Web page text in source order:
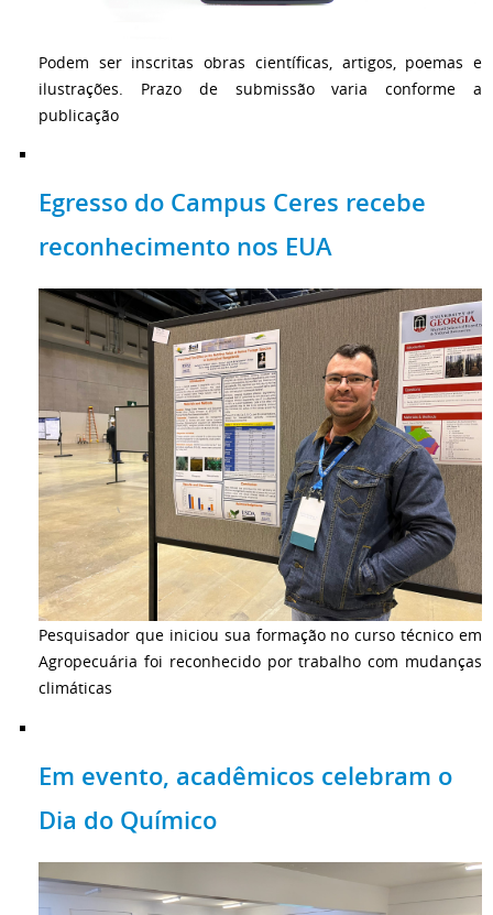
Podem ser inscritas obras científicas, artigos, poemas e
ilustrações. Prazo de submissão varia conforme a
publicação
Egresso do Campus Ceres recebe
reconhecimento nos EUA
Pesquisador que iniciou sua formação no curso técnico em
Agropecuária foi reconhecido por trabalho com mudanças
climáticas
Em evento, acadêmicos celebram o
Dia do Químico